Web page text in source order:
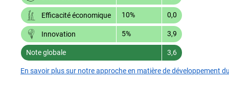
Efficacité économique 10% 0,0
Innovation 5% 3,9
Note globale 3,6
En savoir plus sur notre approche en matière de développement